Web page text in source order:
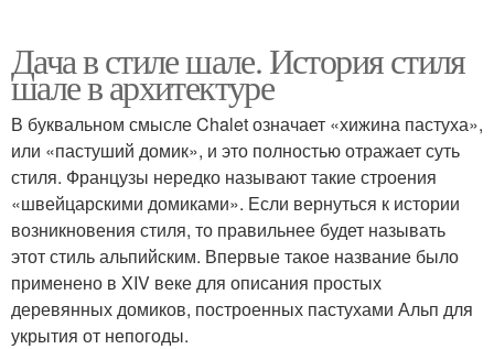
Дача в стиле шале. История стиля
шале в архитектуре
В буквальном смысле Chalet означает «хижина пастуха»,
или «пастуший домик», и это полностью отражает суть
стиля. Французы нередко называют такие строения
«швейцарскими домиками». Если вернуться к истории
возникновения стиля, то правильнее будет называть
этот стиль альпийским. Впервые такое название было
применено в XIV веке для описания простых
деревянных домиков, построенных пастухами Альп для
укрытия от непогоды.